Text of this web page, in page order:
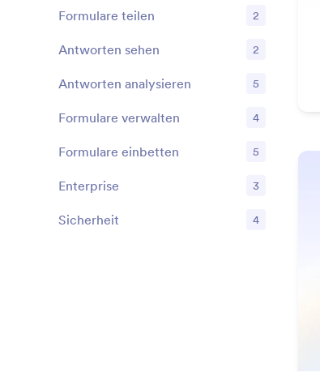
Features
Formulare teilen 2
Features
Antworten sehen 2
Features
Antworten analysieren 5
Features
Formulare verwalten 4
Features
Formulare einbetten 5
Features
Enterprise 3
Features
Sicherheit 4